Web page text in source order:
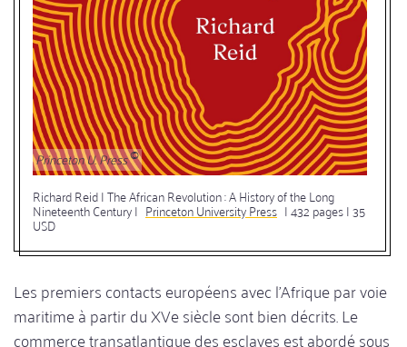
Princeton U. Press
Richard Reid | The African Revolution : A History of the Long
Nineteenth Century | Princeton University Press | 432 pages | 35
USD
Les premiers contacts européens avec l'Afrique par voie
maritime à partir du XVe siècle sont bien décrits. Le
commerce transatlantique des esclaves est abordé sous